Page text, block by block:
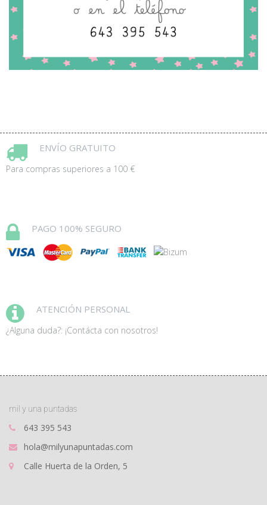
ENVÍO GRATUITO
Para compras superiores a 100 €
PAGO 100% SEGURO
ATENCIÓN PERSONAL
¿Alguna duda?: ¡Contácta con nosotros!
mil y una puntadas
643 395 543
hola@milyunapuntadas.com
Calle Huerta de la Orden, 5